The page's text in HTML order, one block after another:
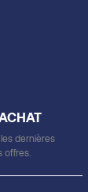
dernières
offres.